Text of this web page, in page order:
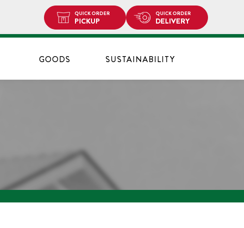
QUICK ORDER
PICKUP
QUICK ORDER
DELIVERY
GOODS SUSTAINABILITY